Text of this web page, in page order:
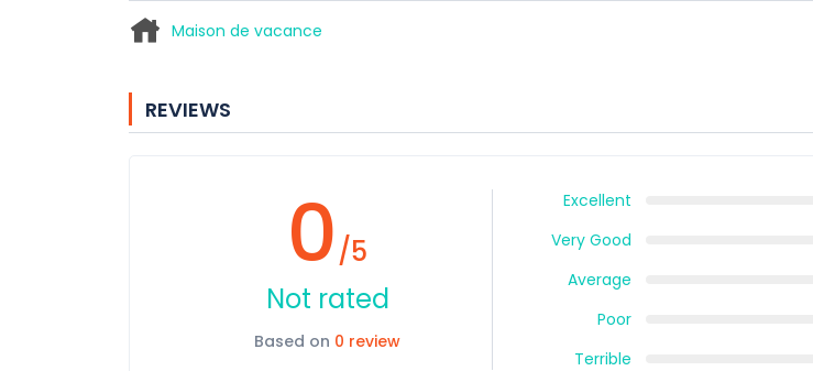
Maison de vacance
REVIEWS
0/5
Not rated
Based on 0 review
Excellent
Very Good
Average
Poor
Terrible